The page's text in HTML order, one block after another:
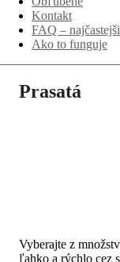
Kontakt
FAQ –
Ako to funguje
Prasatá
Vyberajte z
ľahko a rýchlo cez